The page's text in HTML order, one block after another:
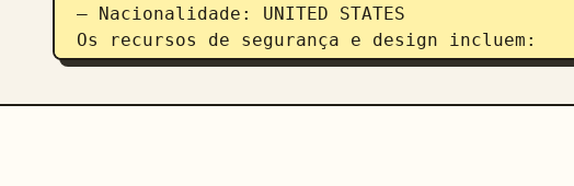
– Nacionalidade: UNITED STATES
Os recursos de segurança e design incluem:
– Padrões guilhochê finos em toda a